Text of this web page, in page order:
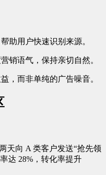
助用户快速识别来源。
销语气，保持亲切自然。
，而非单纯的广告噪音。
天向 A 类客户发送“抢先领
达 28%，转化率提升